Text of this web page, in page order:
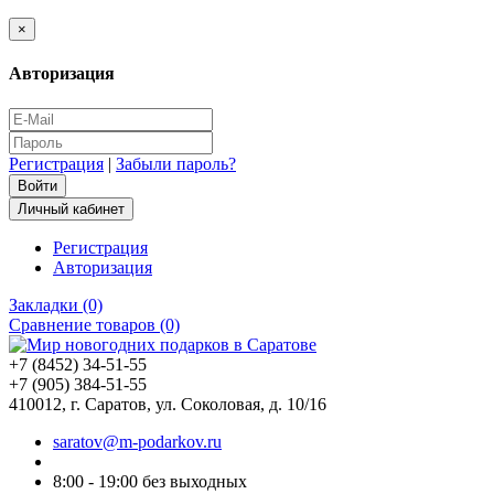
×
Авторизация
Регистрация | Забыли пароль?
Личный кабинет
Регистрация
Авторизация
Закладки (0)
Сравнение товаров (0)
+7 (8452) 34-51-55
+7 (905) 384-51-55
410012, г. Саратов, ул. Соколовая, д. 10/16
saratov@m-podarkov.ru
8:00 - 19:00 без выходных